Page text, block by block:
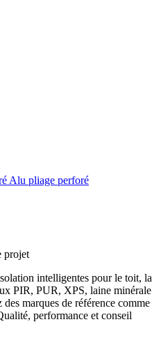
Alu pliage perforé
projet
intelligentes pour le toit, la
PIR, PUR, XPS, laine minérale
marques de référence comme
performance et conseil